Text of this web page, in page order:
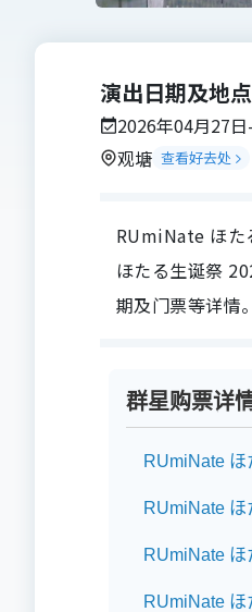
演出日期及地点
2026年04月27
观塘 查看好去处
RUmiNate ほた
ほたる生诞祭
期及门票等详情
群星购票详
RUmiNate
RUmiNate
RUmiNate
RUmiNate